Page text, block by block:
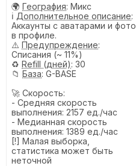
🌍 География: Микс
ℹ️ Дополнительное описание:
Аккаунты с аватарами и фото
в профиле.
⚠️ Предупреждениe:
Списания (~ 11%)
♻️ Refill (дней): 30
📁 База: G-BASE
🚀 Скорость:
- Средняя скорость
выполнения: 2157 ед./час
- Медианная скорость
выполнения: 1389 ед./час
[!] Малая выборка,
статистика может быть
неточной